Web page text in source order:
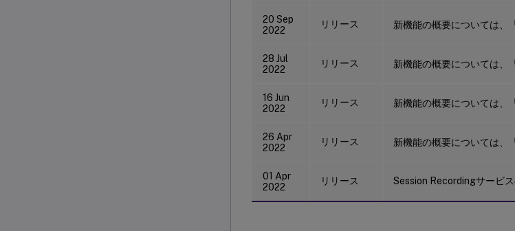
20 Sep
2022
リリース 新機能の概要については、
28 Jul
2022
リリース 新機能の概要については、
16 Jun
2022
リリース 新機能の概要については、
26 Apr
2022
リリース 新機能の概要については、
01 Apr
2022
リリース Session Recordingサービ